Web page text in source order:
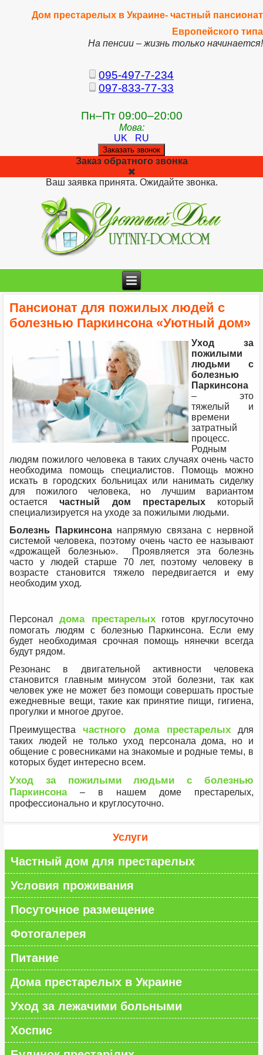
Дом престарелых в Украине- частный пансионат
Европейского типа
На пенсии – жизнь только начинается!
095-497-7-234
097-833-77-33
Пн–Пт 09:00–20:00
Мова:
UK
RU
Заказать звонок
Заказ обратного звонка
Ваш заявка принята. Ожидайте звонка.
Пансионат для пожилых людей с
болезнью Паркинсона «Уютный дом»
Уход за
пожилыми
людьми с
болезнью
Паркинсона
– это
тяжелый и
времени
затратный
процесс.
Родным
людям пожилого человека в таких случаях очень часто
необходима помощь специалистов. Помощь можно
искать в городских больницах или нанимать сиделку
для пожилого человека, но лучшим вариантом
остаетсячастный дом престарелыхкоторый
специализируется на уходе за пожилыми людьми.
Болезнь Паркинсонанапрямую связана с нервной
системой человека, поэтому очень часто ее называют
«дрожащей болезнью». Проявляется эта болезнь
часто у людей старше 70 лет, поэтому человеку в
возрасте становится тяжело передвигается и ему
необходим уход.
Персонал дома престарелыхготов круглосуточно
помогать людям с болезнью Паркинсона. Если ему
будет необходимая срочная помощь нянечки всегда
будут рядом.
Резонанс в двигательной активности человека
становится главным минусом этой болезни, так как
человек уже не может без помощи совершать простые
ежедневные вещи, такие как принятие пищи, гигиена,
прогулки и многое другое.
Преимуществачастного дома престарелыхдля
таких людей не только уход персонала дома, но и
общение с ровесниками на знакомые и родные темы, в
которых будет интересно всем.
Уход за пожилыми людьми с болезнью
Паркинсона– в нашем доме престарелых,
профессионально и круглосуточно.
Услуги
Частный дом для престарелых
Условия проживания
Посуточное размещение
Фотогалерея
Питание
Дома престарелых в Украине
Уход за лежачими больными
Хоспис